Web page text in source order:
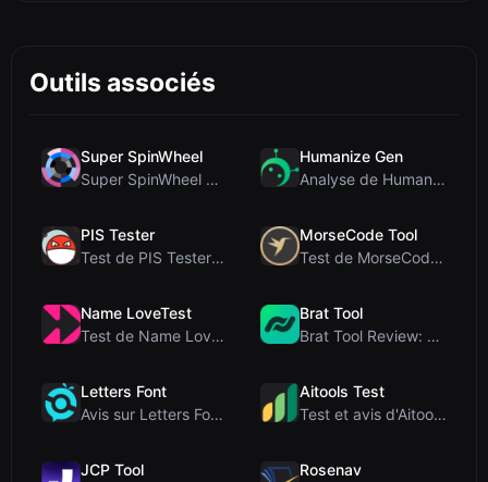
Outils associés
Super SpinWheel
Super SpinWheel Review: A Privacy-First Free Wheel...
Humanize Gen
Analyse de Humanize Gen : Plongée au cœur de cet h...
PIS Tester
Test de PIS Tester : Le quiz d’amitié sans IA qui ...
MorseCode Tool
Test de MorseCode Tool : Convertisseur en ligne gr...
Name LoveTest
Test de Name LoveTest : un calculateur d'amour axé...
Brat Tool
Brat Tool Review: Free Charli XCX Style Brat Text ...
Letters Font
Avis sur Letters Font : Générateur gratuit de poli...
Aitools Test
Test et avis d'Aitools Test : un détecteur d'IA gr...
JCP Tool
Rosenav